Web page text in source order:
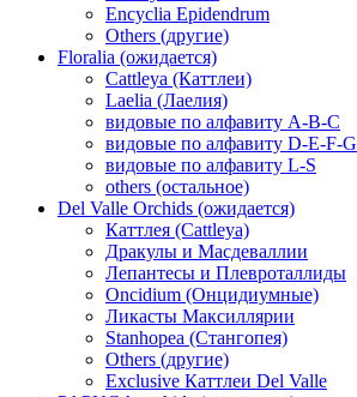
Encyclia Epidendrum
Others (другие)
Floralia (ожидается)
Cattleya (Каттлеи)
Laelia (Лаелия)
видовые по алфавиту A-B-C
видовые по алфавиту D-E-F-G
видовые по алфавиту L-S
others (остальное)
Del Valle Orchids (ожидается)
Каттлея (Cattleya)
Дракулы и Масдеваллии
Лепантесы и Плевроталлиды
Oncidium (Онцидиумные)
Ликасты Максиллярии
Stanhopea (Стангопея)
Others (другие)
Exclusive Каттлеи Del Valle